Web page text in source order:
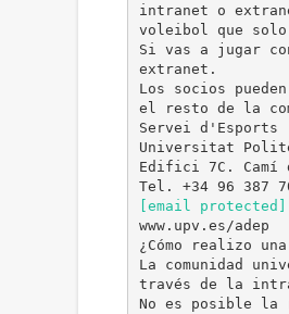
intranet o
voleibol que
Si vas a jugar
extranet.
Los socios
el resto de la
Servei d'Esports
Universitat
Edifici 7C. Camí
[email protected]
www.upv.es/adep
¿Cómo realizo
La comunidad
través de la
No es posible la